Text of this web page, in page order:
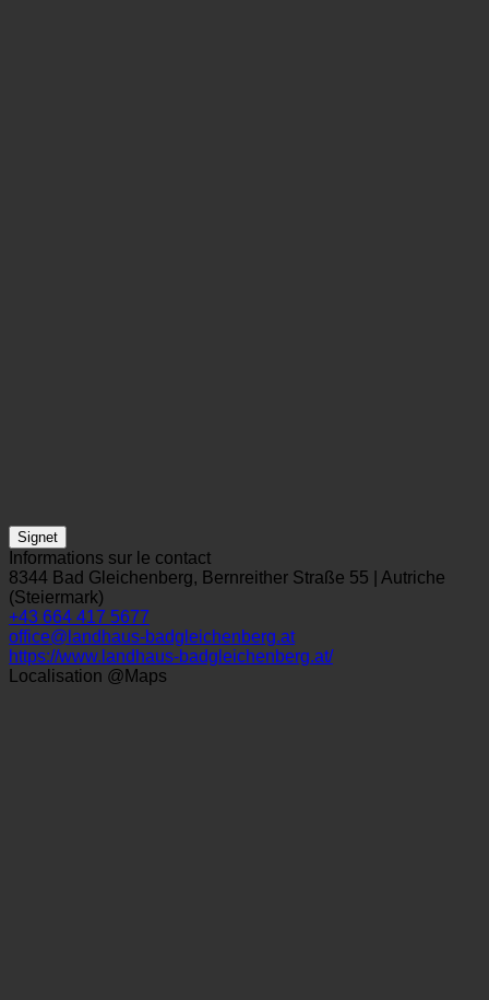
Signet
Informations sur le contact
8344 Bad Gleichenberg, Bernreither Straße 55 | Autriche
(Steiermark)
+43 664 417 5677
office@landhaus-badgleichenberg.at
https://www.landhaus-badgleichenberg.at/